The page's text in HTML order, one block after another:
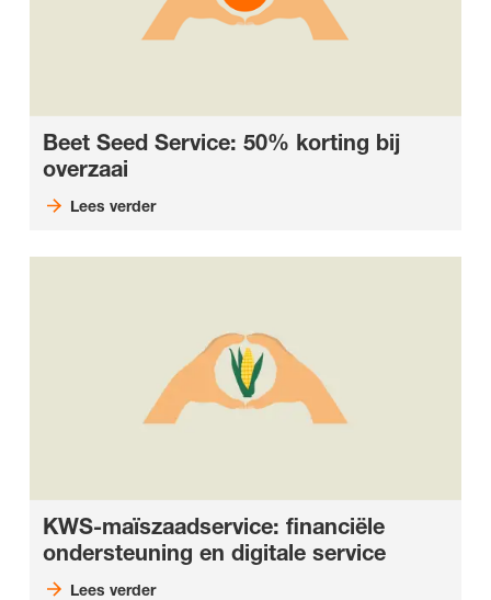
Beet Seed Service: 50% korting bij
overzaai
Lees verder
KWS-maïszaadservice: financiële
ondersteuning en digitale service
Lees verder